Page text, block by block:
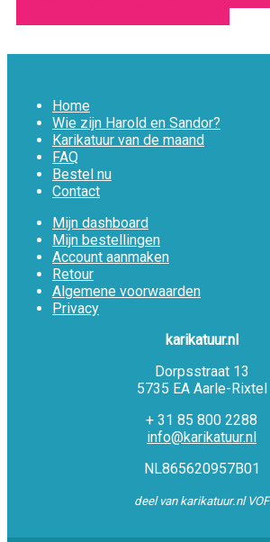
Home
Wie zijn Harold en Sandor?
Karikatuur van de maand
FAQ
Bestel nu
Contact
Mijn dashboard
Mijn bestellingen
Account aanmaken
Retour
Algemene voorwaarden
Privacy
karikatuur.nl
Dorpsstraat 13
5735 EA Aarle-Rixtel
+ 31 85 800 2288
info@karikatuur.nl
NL865620957B01
deel van karikatuur.nl VOF